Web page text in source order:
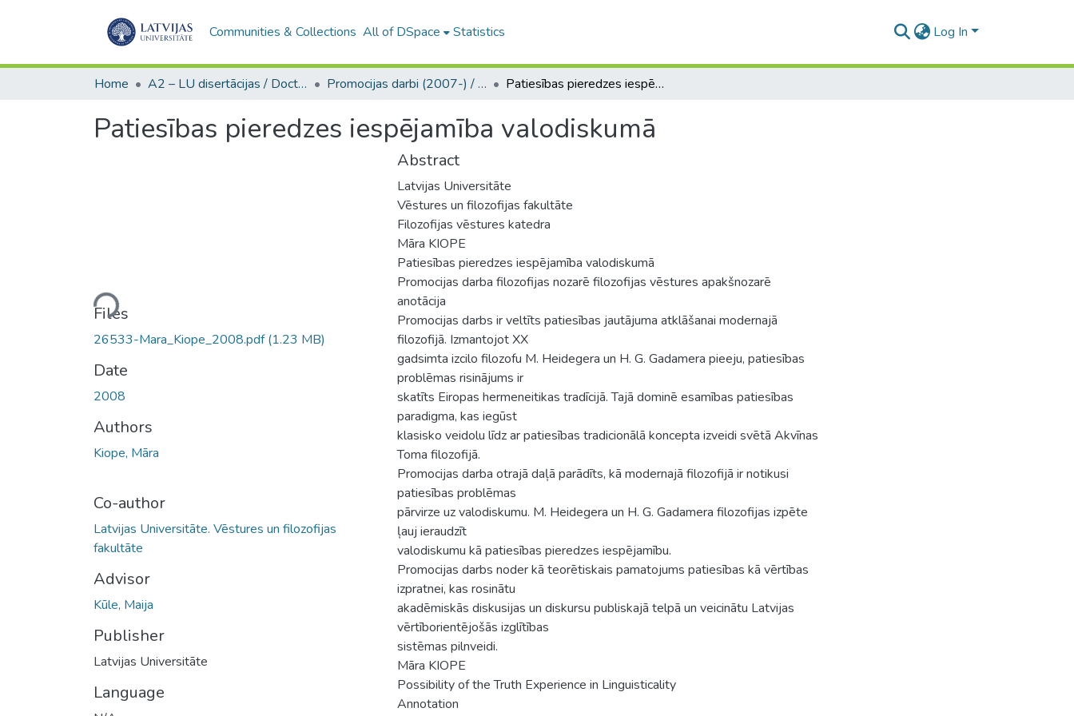
Communities & Collections All of DSpace Statistics Log In
Home A2 – LU disertācijas / Doctoral theses UL Promocijas darbi (2007-) / Theses PhD Patiesības pieredzes iespējamība valodiskumā
Patiesības pieredzes iespējamība valodiskumā
Loading...
Files
26533-Mara_Kiope_2008.pdf(1.23 MB)
Date
2008
Authors
Kiope, Māra
Co-author
Latvijas Universitāte. Vēstures un filozofijas
fakultāte
Advisor
Kūle, Maija
Publisher
Latvijas Universitāte
Language
Abstract
Latvijas Universitāte
Vēstures un filozofijas fakultāte
Filozofijas vēstures katedra
Māra KIOPE
Patiesības pieredzes iespējamība valodiskumā
Promocijas darba filozofijas nozarē filozofijas vēstures apakšnozarē
anotācija
Promocijas darbs ir veltīts patiesības jautājuma atklāšanai modernajā
filozofijā. Izmantojot XX
gadsimta izcilo filozofu M. Heidegera un H. G. Gadamera pieeju, patiesības
problēmas risinājums ir
skatīts Eiropas hermeneitikas tradīcijā. Tajā dominē esamības patiesības
paradigma, kas iegūst
klasisko veidolu līdz ar patiesības tradicionālā koncepta izveidi svētā Akvīnas
Toma filozofijā.
Promocijas darba otrajā daļā parādīts, kā modernajā filozofijā ir notikusi
patiesības problēmas
pārvirze uz valodiskumu. M. Heidegera un H. G. Gadamera filozofijas izpēte
ļauj ieraudzīt
valodiskumu kā patiesības pieredzes iespējamību.
Promocijas darbs noder kā teorētiskais pamatojums patiesības kā vērtības
izpratnei, kas rosinātu
akadēmiskās diskusijas un diskursu publiskajā telpā un veicinātu Latvijas
vērtīborientējošās izglītības
sistēmas pilnveidi.
Māra KIOPE
Possibility of the Truth Experience in Linguisticality
Annotation